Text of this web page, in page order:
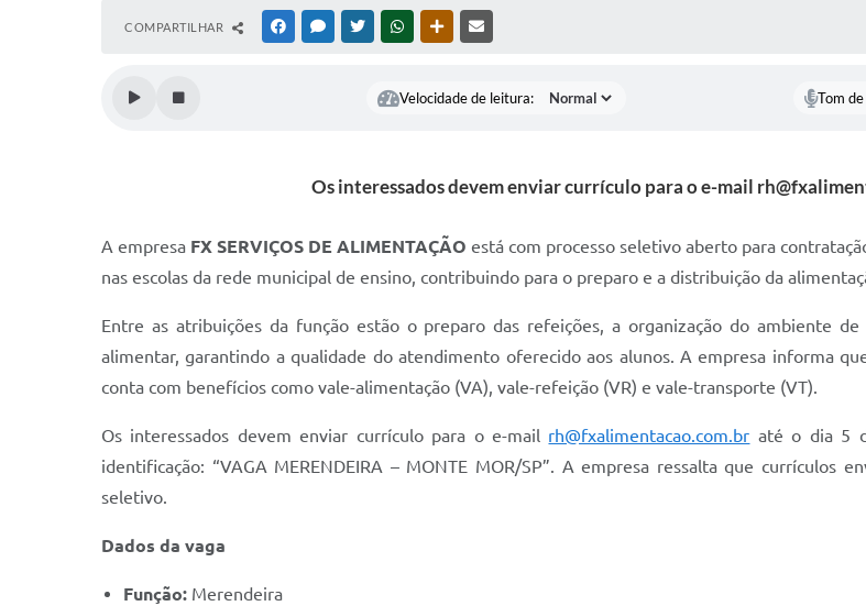
COMPARTILHAR FACEBOOKMESSENGER
TWITTERWHATSAPPOUTRAS MÍDIAS
Velocidade de leitura: Tom
Os interessados devem enviar currículo para o e-mail
A empresa FX SERVIÇOS DE ALIMENTAÇÃO está com processo seletivo aberto para
nas escolas da rede municipal de ensino, contribuindo para o preparo e a distribuição da
Entre as atribuições da função estão o preparo das refeições, a organização do ambiente
alimentar, garantindo a qualidade do atendimento oferecido aos alunos. A empresa informa
conta com benefícios como vale-alimentação (VA), vale-refeição (VR) e vale-transporte (VT).
Os interessados devem enviar currículo para o e-mail rh@fxalimentacao.com.br até o dia 5
identificação: “VAGA MERENDEIRA – MONTE MOR/SP”. A empresa ressalta que currículos
seletivo.
Dados da vaga
Função: Merendeira